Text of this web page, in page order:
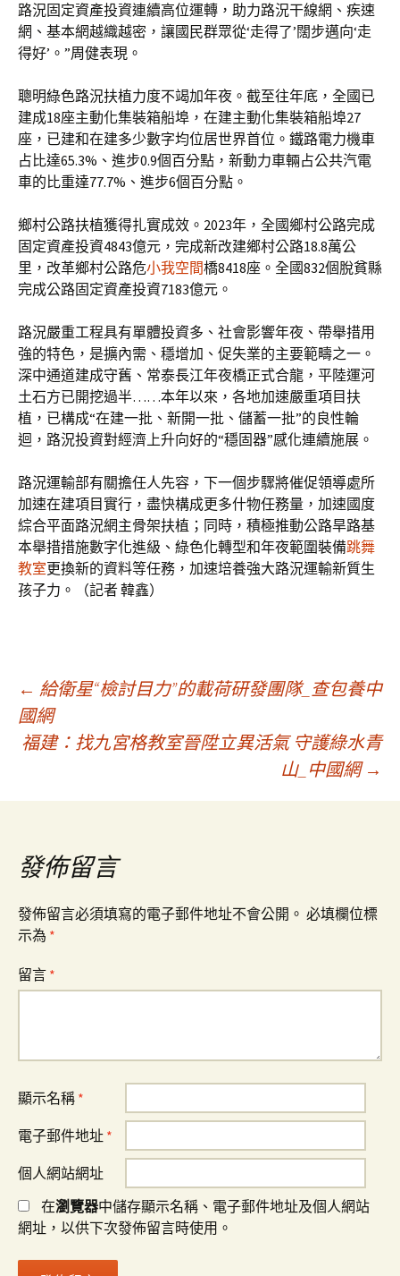
路況固定資產投資連續高位運轉，助力路況干線網、疾速
網、基本網越織越密，讓國民群眾從‘走得了’闊步邁向‘走
得好’。”周健表現。
聰明綠色路況扶植力度不竭加年夜。截至往年底，全國已
建成18座主動化集裝箱船埠，在建主動化集裝箱船埠27
座，已建和在建多少數字均位居世界首位。鐵路電力機車
占比達65.3%、進步0.9個百分點，新動力車輛占公共汽電
車的比重達77.7%、進步6個百分點。
鄉村公路扶植獲得扎實成效。2023年，全國鄉村公路完成
固定資產投資4843億元，完成新改建鄉村公路18.8萬公
里，改革鄉村公路危小我空間橋8418座。全國832個脫貧縣
完成公路固定資產投資7183億元。
路況嚴重工程具有單體投資多、社會影響年夜、帶舉措用
強的特色，是擴內需、穩增加、促失業的主要範疇之一。
深中通道建成守舊、常泰長江年夜橋正式合龍，平陸運河
土石方已開挖過半……本年以來，各地加速嚴重項目扶
植，已構成“在建一批、新開一批、儲蓄一批”的良性輪
迴，路況投資對經濟上升向好的“穩固器”感化連續施展。
路況運輸部有關擔任人先容，下一個步驟將催促領導處所
加速在建項目實行，盡快構成更多什物任務量，加速國度
綜合平面路況網主骨架扶植；同時，積極推動公路旱路基
本舉措措施數字化進級、綠色化轉型和年夜範圍裝備跳舞
教室更換新的資料等任務，加速培養強大路況運輸新質生
孩子力。（記者 韓鑫）
文
章
導
覽
← 給衛星“檢討目力”的載荷研發團隊_查包養中
國網
福建：找九宮格教室晉陞立異活氣 守護綠水青
山_中國網 →
發佈留言
發佈留言必須填寫的電子郵件地址不會公開。 必填欄位標
示為 *
留言 *
顯示名稱 *
電子郵件地址 *
個人網站網址
在瀏覽器中儲存顯示名稱、電子郵件地址及個人網站
網址，以供下次發佈留言時使用。